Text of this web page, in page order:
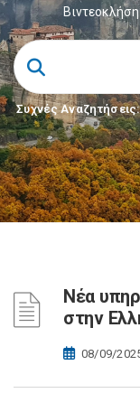
Συχνές Αναζητήσεις:
Νέα
στην
08/09/